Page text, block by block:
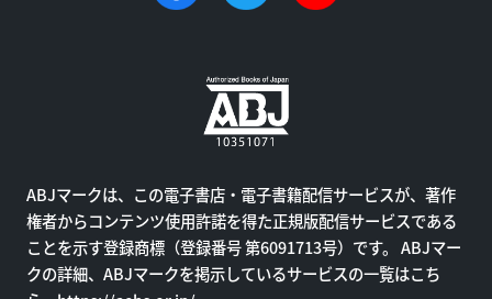
ABJマークは、この電子書店・電子書籍配信サービスが、著作
権者からコンテンツ使用許諾を得た正規版配信サービスである
ことを示す登録商標（登録番号 第6091713号）です。 ABJマー
クの詳細、ABJマークを掲示しているサービスの一覧はこち